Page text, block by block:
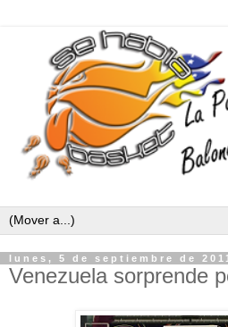
lunes, 5 de septiembre de 2011
Venezuela sorprende